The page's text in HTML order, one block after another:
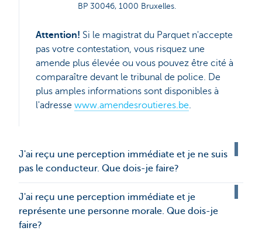
BP 30046, 1000 Bruxelles.
Attention! Si le magistrat du Parquet n'accepte
pas votre contestation, vous risquez une
amende plus élevée ou vous pouvez être cité à
comparaître devant le tribunal de police. De
plus amples informations sont disponibles à
l'adresse www.amendesroutieres.be.
J'ai reçu une perception immédiate et je ne suis
pas le conducteur. Que dois-je faire?
J'ai reçu une perception immédiate et je
représente une personne morale. Que dois-je
faire?